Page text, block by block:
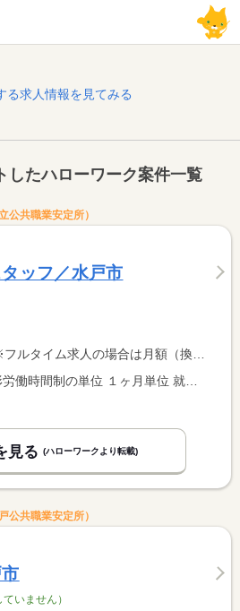
る求人情報を見てみる
したハローワーク案件一覧
公共職業安定所）
ッフ／水戸市
は月額（換算額）、パート求人の場合は時間額を表示しています。
見る (ハローワークより転載)
公共職業安定所）
いません）